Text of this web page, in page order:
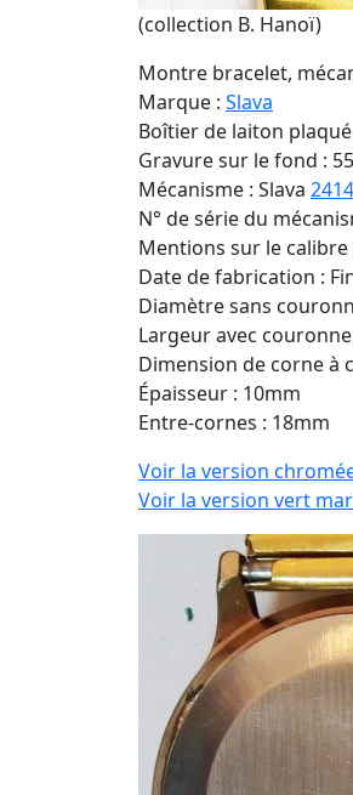
(collection B. Hanoï)
Montre bracelet,
Marque : Slava
Boîtier de laiton
Gravure sur le fond :
Mécanisme : Slava 2414
N° de série du
Mentions sur le calibre
Date de fabrication :
Diamètre sans
Largeur avec
Dimension de corne à
Épaisseur : 10mm
Entre-cornes : 18mm
Voir la version
Voir la version vert